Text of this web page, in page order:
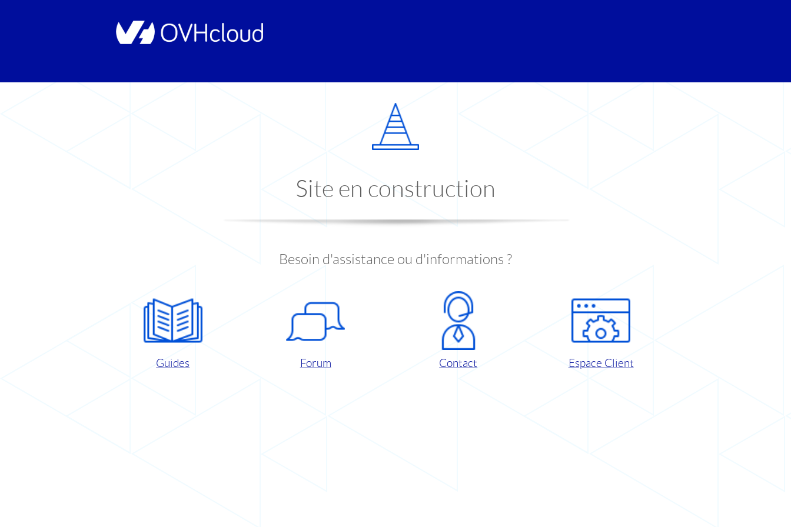
Site en construction
Besoin d'assistance ou d'informations ?
Guides Forum Contact Espace Client